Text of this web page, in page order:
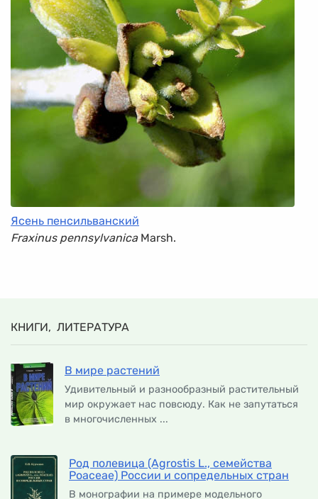
Ясень пенсильванский
Fraxinus pennsylvanicaMarsh.
КНИГИ, ЛИТЕРАТУРА
В мире растений
Удивительный и разнообразный растительный
мир окружает нас повсюду. Как не запутаться
в многочисленных ...
Род полевица (Agrostis L., семейства
Poaceae) России и сопредельных стран
В монографии на примере модельного